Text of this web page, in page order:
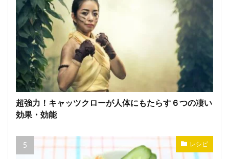
超強力！キャッツクローが人体にもたらす６つの凄い
効果・効能
レシピ